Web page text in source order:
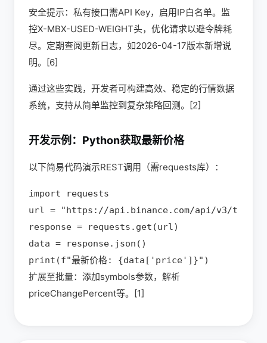
安全提示：私有接口需API Key，启用IP白名单。监
控X-MBX-USED-WEIGHT头，优化请求以避令牌耗
尽。定期查阅更新日志，如2026-04-17版本新增说
明。[6]
通过这些实践，开发者可构建高效、稳定的行情数据
系统，支持从简单监控到复杂策略回测。[2]
开发示例：Python获取最新价格
以下简易代码演示REST调用（需requests库）：
import requests
url = "https://api.binance.com/api/v3/ticker/
response = requests.get(url)
data = response.json()
print(f"最新价格: {data['price']}")
扩展至批量：添加symbols参数，解析
priceChangePercent等。[1]